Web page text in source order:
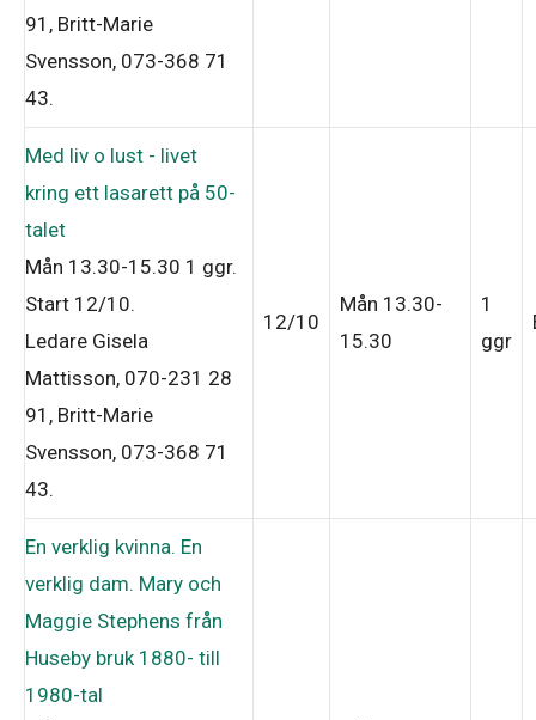
91, Britt-Marie
Svensson, 073-368 71
43.
Med liv o lust - livet
kring ett lasarett på 50-
talet
Mån 13.30-15.30 1 ggr.
Start 12/10.
Ledare Gisela
Mattisson, 070-231 28
91, Britt-Marie
Svensson, 073-368 71
43.
12/10
Mån 13.30-
15.30
1
ggr
En verklig kvinna. En
verklig dam. Mary och
Maggie Stephens från
Huseby bruk 1880- till
1980-tal